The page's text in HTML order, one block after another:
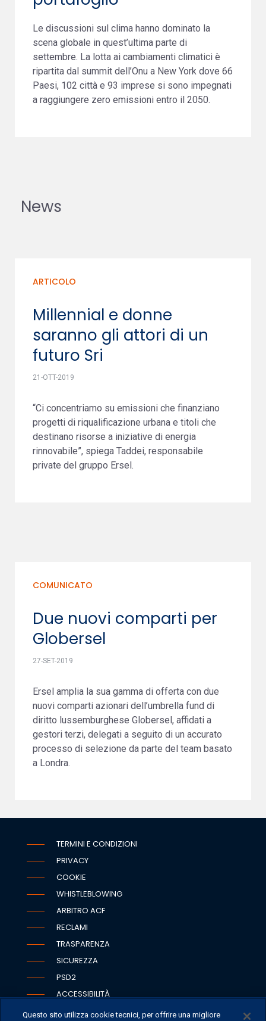
Le discussioni sul clima hanno dominato la
scena globale in quest’ultima parte di
settembre. La lotta ai cambiamenti climatici è
ripartita dal summit dell’Onu a New York dove 66
Paesi, 102 città e 93 imprese si sono impegnati
a raggiungere zero emissioni entro il 2050.
News
ARTICOLO
Millennial e donne
saranno gli attori di un
futuro Sri
21-OTT-2019
“Ci concentriamo su emissioni che finanziano
progetti di riqualificazione urbana e titoli che
destinano risorse a iniziative di energia
rinnovabile”, spiega Taddei, responsabile
private del gruppo Ersel.
COMUNICATO
Due nuovi comparti per
Globersel
27-SET-2019
Ersel amplia la sua gamma di offerta con due
nuovi comparti azionari dell’umbrella fund di
diritto lussemburghese Globersel, affidati a
gestori terzi, delegati a seguito di un accurato
processo di selezione da parte del team basato
a Londra.
TERMINI E CONDIZIONI
PRIVACY
COOKIE
WHISTLEBLOWING
ARBITRO ACF
RECLAMI
TRASPARENZA
SICUREZZA
PSD2
ACCESSIBILITÀ
Questo sito utilizza cookie tecnici, per offrire una migliore